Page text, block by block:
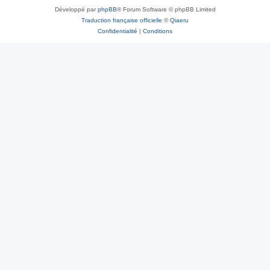
Développé parphpBB® Forum Software © phpBB Limited
Traduction française officielle ©Qiaeru
Confidentialité | Conditions